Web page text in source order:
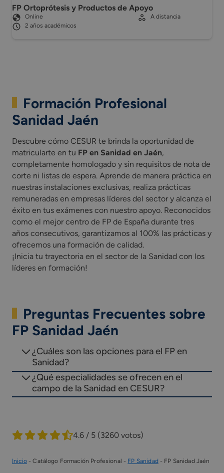
FP Ortoprótesis y Productos de Apoyo
Online
2 años académicos
A distancia
Formación Profesional
Sanidad Jaén
Descubre cómo CESUR te brinda la oportunidad de
matricularte en tu FP en Sanidad en Jaén,
completamente homologado y sin requisitos de nota de
corte ni listas de espera. Aprende de manera práctica en
nuestras instalaciones exclusivas, realiza prácticas
remuneradas en empresas líderes del sector y alcanza el
éxito en tus exámenes con nuestro apoyo. Reconocidos
como el mejor centro de FP de España durante tres
años consecutivos, garantizamos al 100% las prácticas y
ofrecemos una formación de calidad.
¡Inicia tu trayectoria en el sector de la Sanidad con los
líderes en formación!
Preguntas Frecuentes sobre
FP Sanidad Jaén
¿Cuáles son las opciones para el FP en
Sanidad?
¿Qué especialidades se ofrecen en el
campo de la Sanidad en CESUR?
4.6 / 5 (3260 votos)
Inicio-Catálogo Formación Profesional - FP Sanidad - FP Sanidad Jaén